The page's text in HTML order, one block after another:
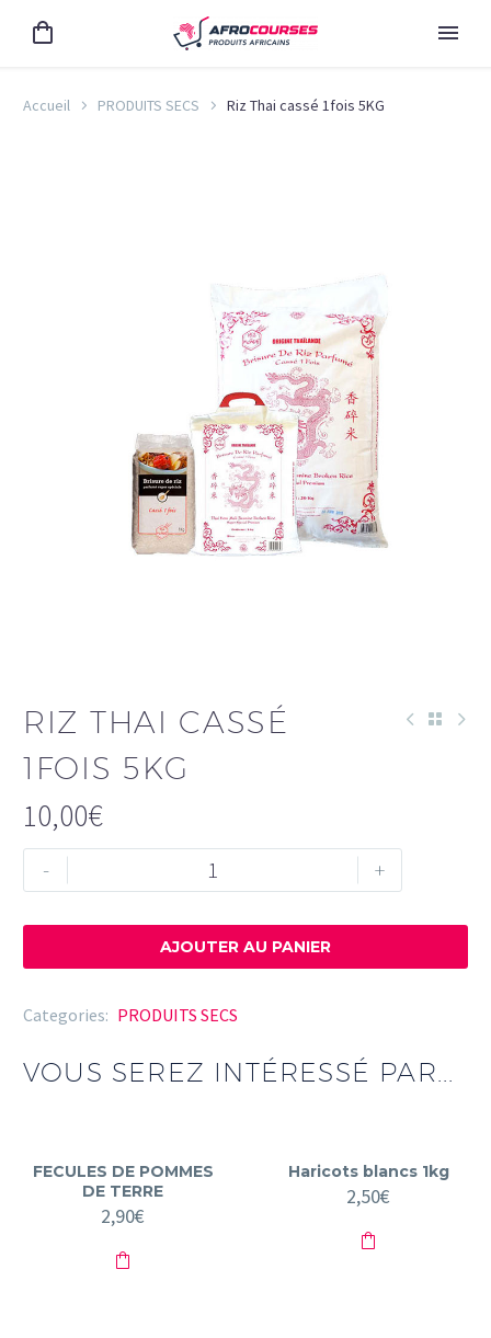
Accueil PRODUITS SECS Riz Thai cassé 1fois 5KG
RIZ THAI CASSÉ
1FOIS 5KG
10,00€
-
quantité
de
cassé
5KG
+
AJOUTER AU PANIER
Categories: PRODUITS SECS
VOUS SEREZ INTÉRESSÉ PAR...
FECULES DE POMMES
DE TERRE
2,90€
Haricots blancs 1kg
2,50€